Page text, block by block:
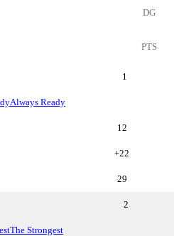
DG
PTS
1
Always Ready
12
+22
29
2
The Strongest